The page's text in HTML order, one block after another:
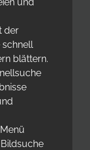
der
schnell
blättern.
Bildsuche